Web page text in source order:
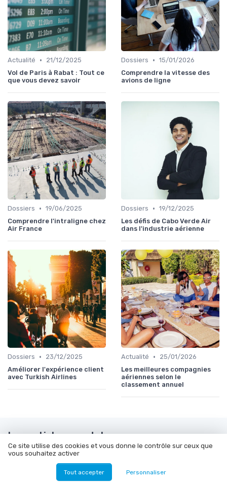
Actualité •
21/12/2025
Vol de Paris à Rabat : Tout ce
que vous devez savoir
Dossiers • 15/01/2026
Comprendre la vitesse des
avions de ligne
Dossiers • 19/06/2025
Comprendre l'intraligne chez
Air France
Dossiers • 19/12/2025
Les défis de Cabo Verde Air
dans l'industrie aérienne
Dossiers •
23/12/2025
Améliorer l'expérience client
avec Turkish Airlines
Actualité •
25/01/2026
Les meilleures compagnies
aériennes selon le
classement annuel
Les articles par date
Octobre 2023
Janvier 2024
Ce site utilise des cookies et vous donne le contrôle sur ceux que
vous souhaitez activer
Tout accepter Personnaliser